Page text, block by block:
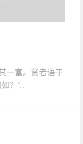
一富。贫者语于
？”...